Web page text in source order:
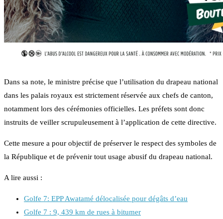
Dans sa note, le ministre précise que l’utilisation du drapeau national
dans les palais royaux est strictement réservée aux chefs de canton,
notamment lors des cérémonies officielles. Les préfets sont donc
instruits de veiller scrupuleusement à l’application de cette directive.
Cette mesure a pour objectif de préserver le respect des symboles de
la République et de prévenir tout usage abusif du drapeau national.
A lire aussi :
Golfe 7: EPP Awatamé délocalisée pour dégâts d’eau
Golfe 7 : 9, 439 km de rues à bitumer